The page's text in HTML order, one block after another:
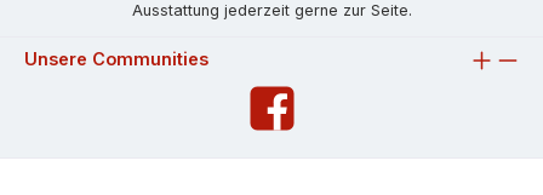
Ausstattung jederzeit gerne zur Seite.
Unsere Communities